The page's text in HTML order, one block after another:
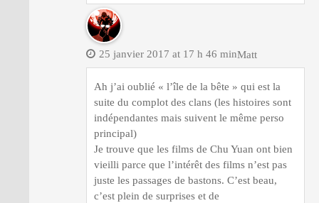
Matt
25 janvier 2017 at 17 h 46 min
Ah j’ai oublié « l’île de la bête » qui est la
suite du complot des clans (les histoires sont
indépendantes mais suivent le même perso
principal)
Je trouve que les films de Chu Yuan ont bien
vieilli parce que l’intérêt des films n’est pas
juste les passages de bastons. C’est beau,
c’est plein de surprises et de